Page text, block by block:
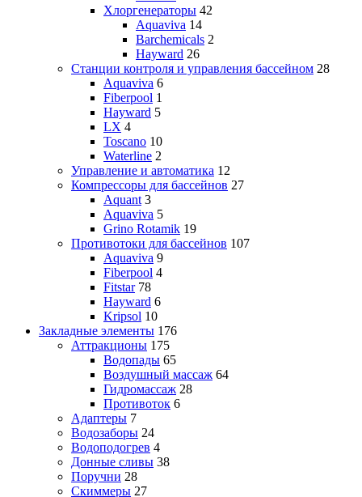
Хлоргенераторы 42
Aquaviva 14
Barchemicals 2
Hayward 26
Станции контроля и управления бассейном 28
Aquaviva 6
Fiberpool 1
Hayward 5
LX 4
Toscano 10
Waterline 2
Управление и автоматика 12
Компрессоры для бассейнов 27
Aquant 3
Aquaviva 5
Grino Rotamik 19
Противотоки для бассейнов 107
Aquaviva 9
Fiberpool 4
Fitstar 78
Hayward 6
Kripsol 10
Закладные элементы 176
Аттракционы 175
Водопады 65
Воздушный массаж 64
Гидромассаж 28
Противоток 6
Адаптеры 7
Водозаборы 24
Водоподогрев 4
Донные сливы 38
Поручни 28
Скиммеры 27